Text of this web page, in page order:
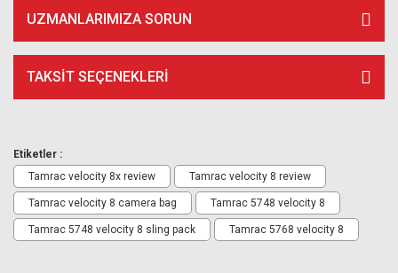
UZMANLARIMIZA SORUN
TAKSIT SEÇENEKLERI
Etiketler :
Tamrac velocity 8x review
Tamrac velocity 8 review
Tamrac velocity 8 camera bag Tamrac 5748 velocity 8
Tamrac 5748 velocity 8 sling pack Tamrac 5768 velocity 8